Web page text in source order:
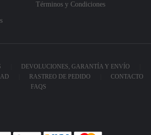
Términos y Condiciones
DEVOLUCIONES, GARANTÍA Y ENVÍO
RASTREO DE PEDIDO
CONTACTO
FAQS